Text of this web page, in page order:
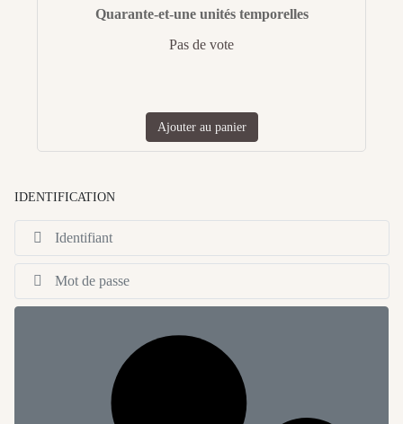
Quarante-et-une unités temporelles
Pas de vote
Ajouter au panier
IDENTIFICATION